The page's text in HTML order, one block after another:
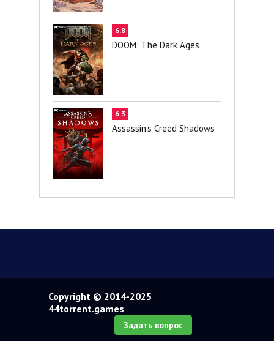
6.8
DOOM: The Dark Ages
6.3
Assassin's Creed Shadows
Copyright © 2014-2025
44torrent.games
Задать вопрос